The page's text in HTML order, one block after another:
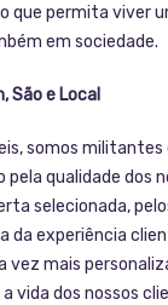
que permita viver
em sociedade.
São e Local
somos militantes
pela qualidade dos
selecionada,
da experiência
vez mais
vida dos nossos